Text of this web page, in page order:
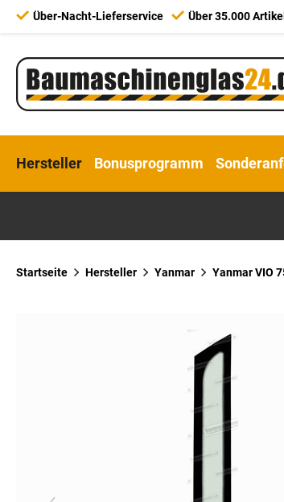
Über-Nacht-Lieferservice Über 35.000
Hersteller Bonusprogramm
Startseite Hersteller Yanmar Yanmar VIO